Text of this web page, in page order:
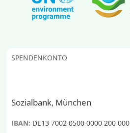
SPENDENKONTO
Sozialbank, München
IBAN: DE13 7002 0500 0000 200 000